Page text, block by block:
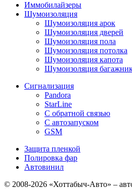
Иммобилайзеры
Шумоизоляция
Шумоизоляция арок
Шумоизоляция дверей
Шумоизоляция пола
Шумоизоляция потолка
Шумоизоляция капота
Шумоизоляция
Сигнализация
Pandora
StarLine
С обратной связью
С автозапуском
GSM
Защита пленкой
Полировка фар
Автовинил
© 2008-2026 «Хоттабыч-Авто» –